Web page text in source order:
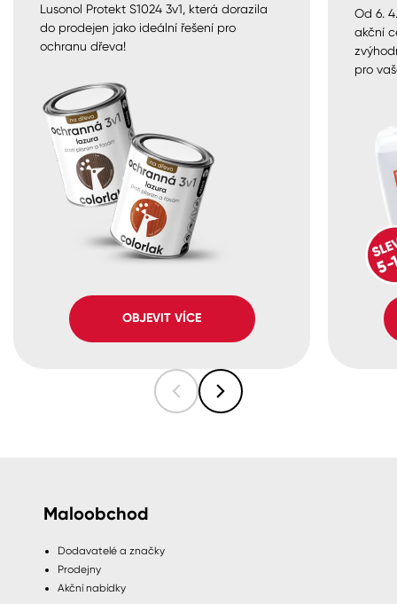
Lusonol Protekt S1024 3v1, která dorazila
do prodejen jako ideální řešení pro
ochranu dřeva!
OBJEVIT VÍCE
Od 6.
akční
pro
Maloobchod
Dodavatelé a značky
Prodejny
Akční nabídky